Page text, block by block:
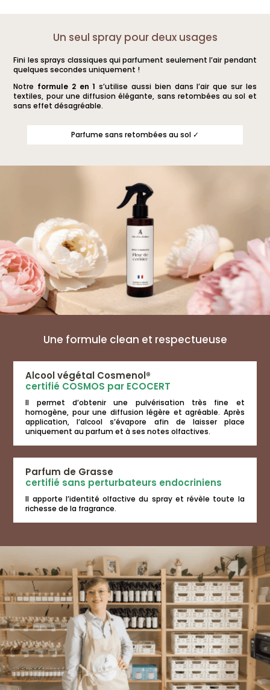
Un seul spray pour deux usages
Fini les sprays classiques qui parfument seulement l’air pendant
quelques secondes uniquement !
Notre formule 2 en 1 s’utilise aussi bien dans l’air que sur les
textiles, pour une diffusion élégante, sans retombées au sol et
sans effet désagréable.
Parfume sans retombées au sol ✓
Une formule clean et respectueuse
Alcool végétal Cosmenol®
certifié COSMOS par ECOCERT
Il permet d’obtenir une pulvérisation très fine et
homogène, pour une diffusion légère et agréable. Après
application, l’alcool s’évapore afin de laisser place
uniquement au parfum et à ses notes olfactives.
Parfum de Grasse
certifié sans perturbateurs endocriniens
Il apporte l’identité olfactive du spray et révèle toute la
richesse de la fragrance.